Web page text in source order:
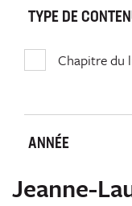
TYPE DE
Chapitre du
ANNÉE
Jeanne-